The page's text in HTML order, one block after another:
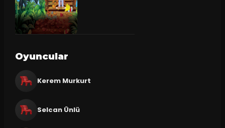
Oyuncular
Kerem Murkurt
Selcan Ünlü